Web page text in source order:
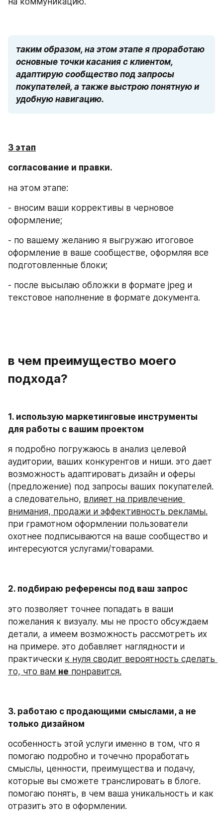
таким образом, на этом этапе я проработаю
основные точки касания с клиентом,
адаптирую сообщество под запросы
покупателей, а также выстрою понятную и
удобную навигацию.
3 этап
согласование и правки.
на этом этапе:
- вносим ваши коррективы в черновое
оформление;
- по вашему желанию я выгружаю итоговое
оформление в ваше сообществе, оформляя все
подготовленные блоки;
- после высылаю обложки в формате jpeg и
текстовое наполнение в формате документа.
в чем преимущество моего
подхода?
1. использую маркетинговые инструменты
для работы с вашим проектом
я подробно погружаюсь в анализ целевой
аудитории, ваших конкурентов и ниши. это дает
возможность адаптировать дизайн и оферы
(предложение) под запросы ваших покупателей.
а следовательно, влияет на привлечение
внимания, продажи и эффективность рекламы.
при грамотном оформлении пользователи
охотнее подписываются на ваше сообщество и
интересуются услугами/товарами.
2. подбираю референсы под ваш запрос
это позволяет точнее попадать в ваши
пожелания к визуалу. мы не просто обсуждаем
детали, а имеем возможность рассмотреть их
на примере. это добавляет наглядности и
практически к нуля сводит вероятность сделать
то, что вам не понравится.
3. работаю с продающими смыслами, а не
только дизайном
особенность этой услуги именно в том, что я
помогаю подробно и точечно проработать
смыслы, ценности, преимущества и подачу,
которые вы сможете транслировать в блоге.
помогаю понять, в чем ваша уникальность и как
отразить это в оформлении.